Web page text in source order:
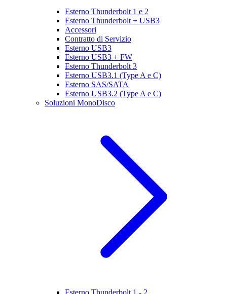
Esterno Thunderbolt 1 e 2
Esterno Thunderbolt + USB3
Accessori
Contratto di Servizio
Esterno USB3
Esterno USB3 + FW
Esterno Thunderbolt 3
Esterno USB3.1 (Type A e C)
Esterno SAS/SATA
Esterno USB3.2 (Type A e C)
Soluzioni MonoDisco
Esterno Thunderbolt 1 - 2